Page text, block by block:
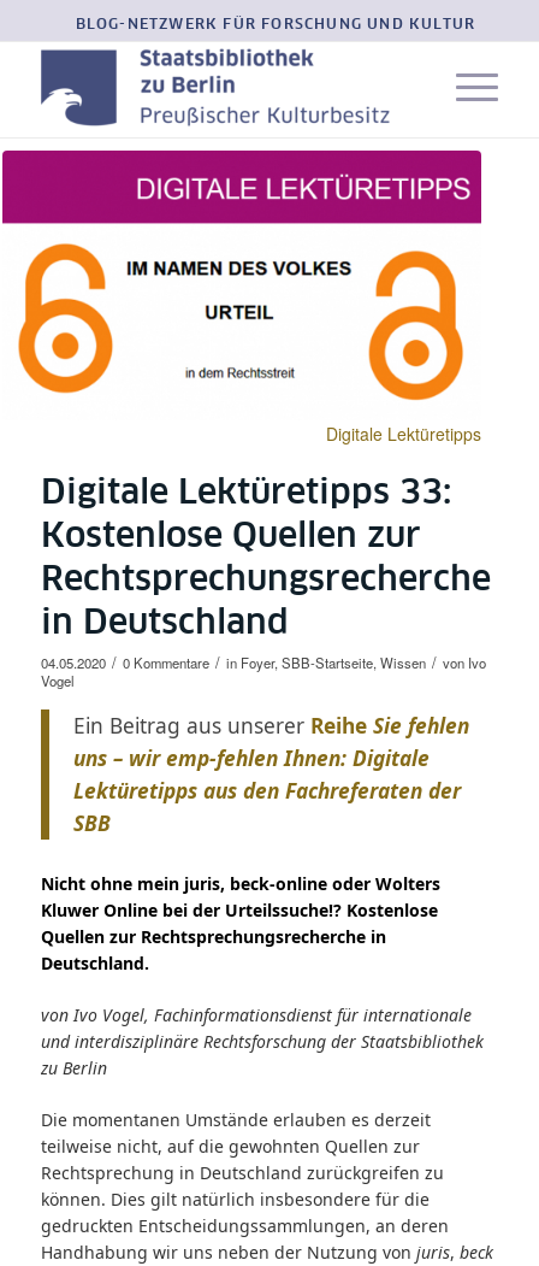
BLOG-NETZWERK FÜR FORSCHUNG UND KULTUR
Digitale Lektüretipps
Digitale Lektüretipps 33:
Kostenlose Quellen zur
Rechtsprechungsrecherche
in Deutschland
04.05.2020 / 0 Kommentare / in Foyer, SBB-Startseite, Wissen / von Ivo
Vogel
Ein Beitrag aus unserer Reihe Sie fehlen
uns – wir emp-fehlen Ihnen: Digitale
Lektüretipps aus den Fachreferaten der
SBB
Nicht ohne mein juris, beck-online oder Wolters
Kluwer Online bei der Urteilssuche!? Kostenlose
Quellen zur Rechtsprechungsrecherche in
Deutschland.
von Ivo Vogel, Fachinformationsdienst für internationale
und interdisziplinäre Rechtsforschung der Staatsbibliothek
zu Berlin
Die momentanen Umstände erlauben es derzeit
teilweise nicht, auf die gewohnten Quellen zur
Rechtsprechung in Deutschland zurückgreifen zu
können. Dies gilt natürlich insbesondere für die
gedruckten Entscheidungssammlungen, an deren
Handhabung wir uns neben der Nutzung von juris, beck